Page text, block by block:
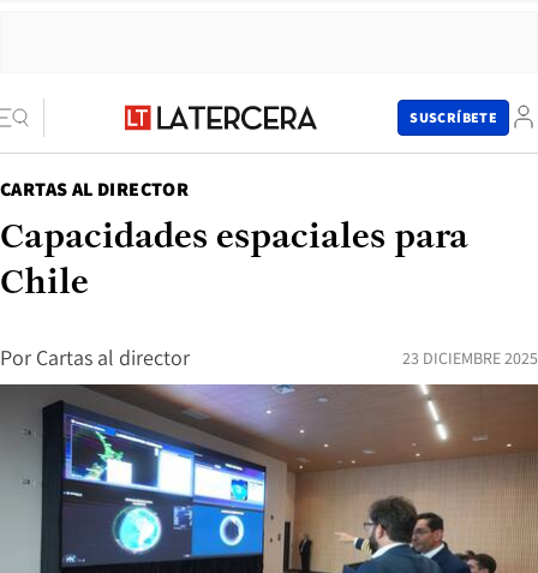
SUSCRÍBETE
CARTAS AL DIRECTOR
Capacidades espaciales para
Chile
Por Cartas al director 23 DICIEMBRE 2025